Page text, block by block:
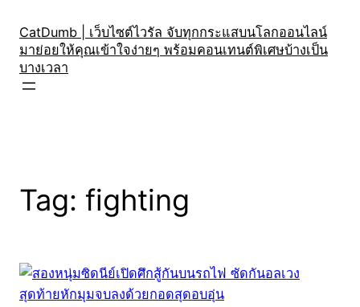
content
CatDumb | เว็บไซต์ไวรัล จับทุกกระแสบนโลกออนไลน์
มาย่อยให้คุณเข้าใจง่ายๆ พร้อมคอนเทนต์พิเศษบ้างเป็น
บางเวลา
Tag: fighting